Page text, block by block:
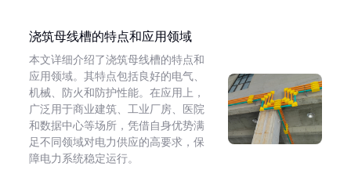
浇筑母线槽的特点和应用领域
本文详细介绍了浇筑母线槽的特点和
应用领域。其特点包括良好的电气、
机械、防火和防护性能。在应用上，
广泛用于商业建筑、工业厂房、医院
和数据中心等场所，凭借自身优势满
足不同领域对电力供应的高要求，保
障电力系统稳定运行。